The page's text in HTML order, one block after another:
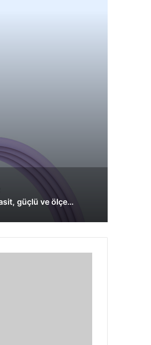
KOBİ için basit, güçlü ve ölçeklenebilir depolama çözümü: Dell PowerVault ME5